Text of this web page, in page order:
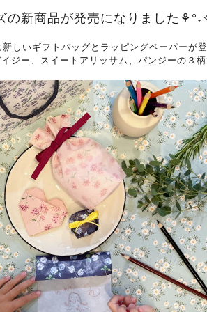
の新商品が発売になりました
しいギフトバッグとラッピングペーパーが
ジー、スイートアリッサム、パンジーの３